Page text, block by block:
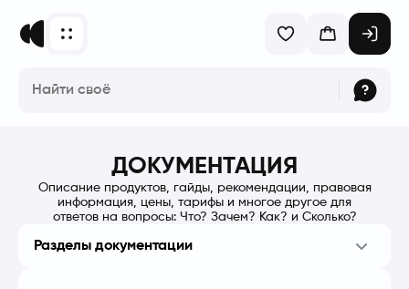
ДОКУМЕНТАЦИЯ
Описание продуктов, гайды, рекомендации, правовая
информация, цены, тарифы и многое другое для
ответов на вопросы: Что? Зачем? Как? и Сколько?
Разделы документации